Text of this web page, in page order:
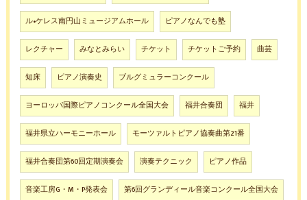
ル•ケレス南円山ミュージアムホール ピアノなんでも塾
レクチャー みなとみらい チケット チケットご予約 曲芸
知床 ピアノ演奏史 ブルグミュラーコンクール
ヨーロッパ国際ピアノコンクール全国大会 福井合奏団 福井
福井県立ハーモニーホール モーツァルトピアノ協奏曲第21番
福井合奏団第60回定期演奏会 演奏テクニック ピアノ作品
音楽工房G・M・P発表会 第6回グランディール音楽コンクール全国大会